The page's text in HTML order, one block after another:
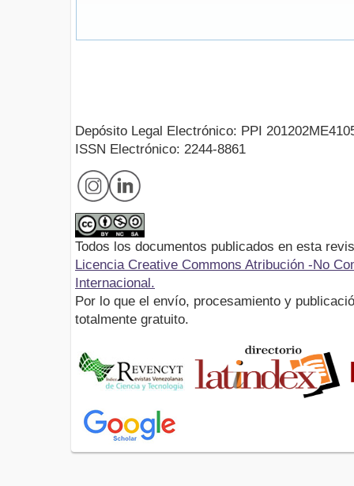
Depósito Legal Electrónico: PPI
ISSN Electrónico: 2244-8861
Todos los documentos publicados en esta
Licencia Creative Commons Atribución -No
Internacional.
Por lo que el envío, procesamiento y
totalmente gratuito.